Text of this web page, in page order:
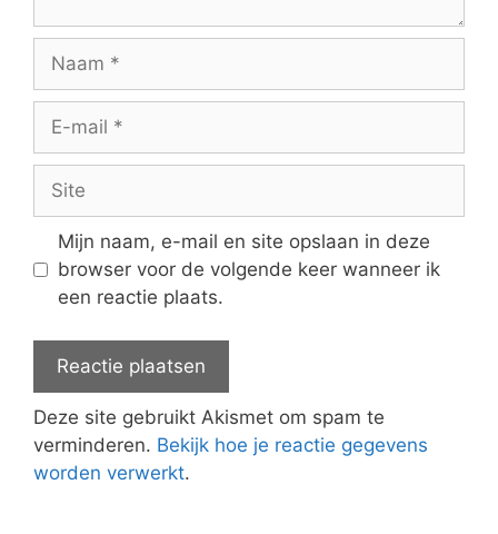
Naam
Site
Mijn naam, e-mail en site opslaan in deze
browser voor de volgende keer wanneer ik
een reactie plaats.
Deze site gebruikt Akismet om spam te
verminderen. Bekijk hoe je reactie gegevens
worden verwerkt.